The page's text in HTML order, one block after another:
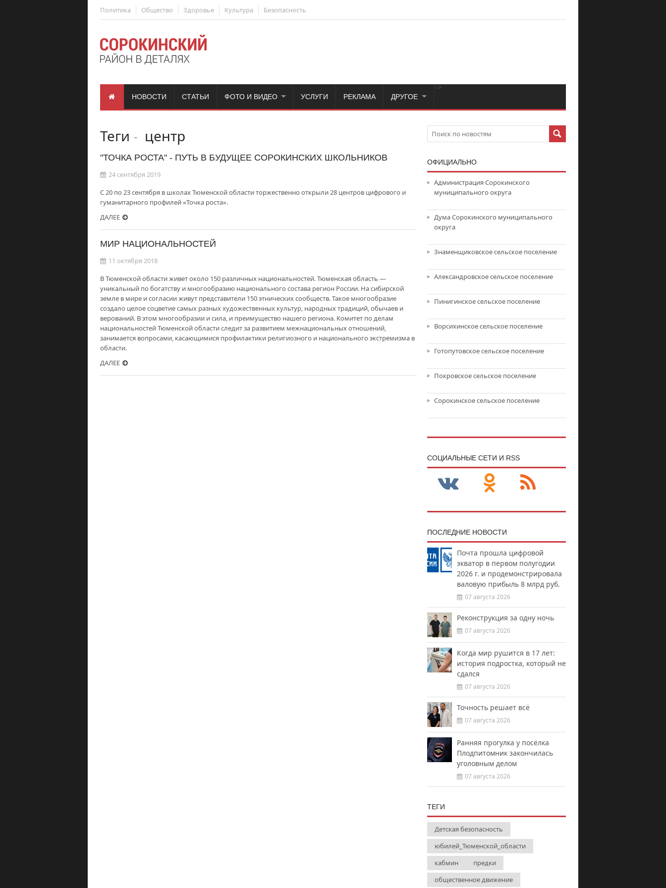
Политика Общество Здоровье Культура Безопасность
НОВОСТИ СТАТЬИ
-->
ФОТО И ВИДЕО УСЛУГИ РЕКЛАМА ДРУГОЕ
Теги - центр
"ТОЧКА РОСТА" - ПУТЬ В БУДУЩЕЕ СОРОКИНСКИХ ШКОЛЬНИКОВ
24 сентября 2019
С 20 по 23 сентября в школах Тюменской области торжественно открыли 28 центров цифрового и
гуманитарного профилей «Точка роста».
ДАЛЕЕ
МИР НАЦИОНАЛЬНОСТЕЙ
11 октября 2018
В Тюменской области живет около 150 различных национальностей. Тюменская область —
уникальный по богатству и многообразию национального состава регион России. На сибирской
земле в мире и согласии живут представители 150 этнических сообществ. Такое многообразие
создало целое соцветие самых разных художественных культур, народных традиций, обычаев и
верований. В этом многообразии и сила, и преимущество нашего региона. Комитет по делам
национальностей Тюменской области следит за развитием межнациональных отношений,
занимается вопросами, касающимися профилактики религиозного и национального экстремизма в
области.
ДАЛЕЕ
ОФИЦИАЛЬНО
Администрация Сорокинского
муниципального округа
Дума Сорокинского муниципального
округа
Знаменщиковское сельское поселение
Александровское сельское поселение
Пинигинское сельское поселение
Ворсихинское сельское поселение
Готопутовское сельское поселение
Покровское сельское поселение
Сорокинское сельское поселение
CОЦИАЛЬНЫЕ СЕТИ И RSS
ПОСЛЕДНИЕ НОВОСТИ
Почта прошла цифровой
экватор в первом полугодии
2026 г. и продемонстрировала
валовую прибыль 8 млрд руб.
07 августа 2026
Реконструкция за одну ночь
07 августа 2026
Когда мир рушится в 17 лет:
история подростка, который не
сдался
07 августа 2026
Точность решает всё
07 августа 2026
Ранняя прогулка у посёлка
Плодпитомник закончилась
уголовным делом
07 августа 2026
ТЕГИ
Детская безопасность
юбилей_Тюменской_области
кабмин
предки
общественное движение